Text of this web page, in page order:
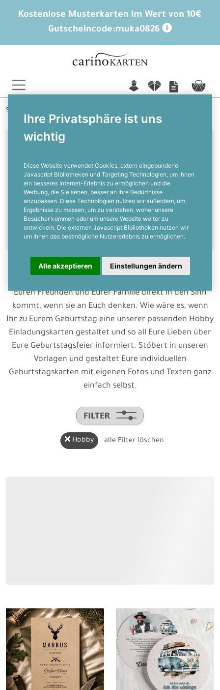
Kostenlose Musterkarten im Wert von 10€
Gutscheincode:muka0826
Ihre Privatsphäre ist uns
wichtig
Diese Website verwendet Cookies, extern eingebundene
Javascript Bibliotheken und Targeting Technologien, um Ihnen
ein besseres Internet-Erlebnis zu ermöglichen und die
Werbung, die Sie sehen, besser an Ihre Bedürfnisse
anzupassen. Diese Technologien nutzen wir außerdem, um
Ergebnisse zu messen, um zu verstehen, woher unsere
Besucher kommen oder um unsere Website weiter zu
entwickeln. Die externen Javascript Bibliotheken nutzen wir
um Ihnen das bestmögliche Nutzererlebnis zu ermöglichen.
Alle akzeptieren Einstellungen ändern
n f c
Startseite
Einladungskarten Geburtstag
Thema
Geburtstagseinladung mit
Hobby Thema
Euren Freunden und Eurer Familie direkt in den Sinn
kommt, wenn sie an Euch denken. Wie wäre es, wenn
Ihr zu Eurem Geburtstag eine unserer passenden Hobby
Einladungskarten gestaltet und so all Eure Lieben über
Eure Geburtstagsfeier informiert. Stöbert in unseren
Vorlagen und gestaltet Eure individuellen
Geburtstagskarten mit eigenen Fotos und Texten ganz
einfach selbst.
Hobby alle Filter löschen